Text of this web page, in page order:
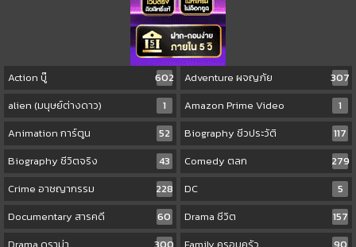
Action บู๊ 602 Adventure ผจญภัย
307
alien (มนุษย์ต่างดาว)
1 Amazon Prime Video
1
Animation การ์ตูน
52 Biography ชีวประวัติ
117
Biography ชีวิตจริง
43 Comedy ตลก
279
Crime อาชญากรรม
228 DC
5
Documentary สารคดี
60 Drama ชีวิต
157